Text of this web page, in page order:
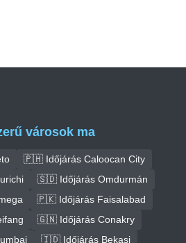
városok ma
🇵🇭 Időjárás Caloocan City
🇸🇩 Időjárás Omdurmán
🇵🇰 Időjárás Faisalabad
🇬🇳 Időjárás Conakry
🇮🇩 Időjárás Bekasi